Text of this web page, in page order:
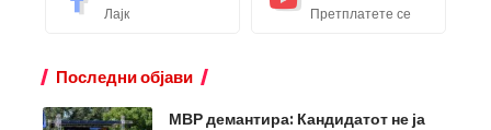
Лајк Претплатете се
Последни објави
МВР демантира: Кандидатот не ја